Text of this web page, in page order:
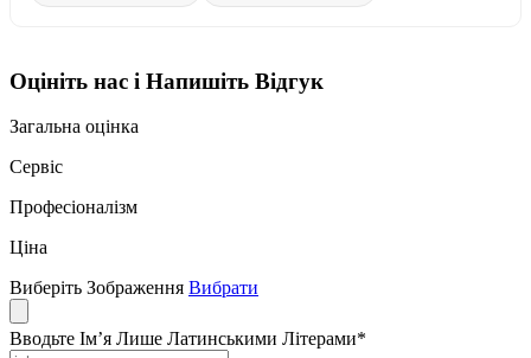
Оцініть нас і Напишіть Відгук
Загальна оцінка
Сервіс
Професіоналізм
Ціна
Виберіть Зображення Вибрати
Вводьте Ім’я Лише Латинськими Літерами*